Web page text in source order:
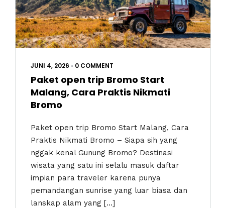
JUNI 4, 2026 • 0 COMMENT
Paket open trip Bromo Start
Malang, Cara Praktis Nikmati
Bromo
Paket open trip Bromo Start Malang, Cara
Praktis Nikmati Bromo – Siapa sih yang
nggak kenal Gunung Bromo? Destinasi
wisata yang satu ini selalu masuk daftar
impian para traveler karena punya
pemandangan sunrise yang luar biasa dan
lanskap alam yang […]